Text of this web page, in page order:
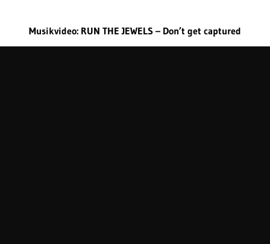
Musikvideo: RUN THE JEWELS – Don’t get captured